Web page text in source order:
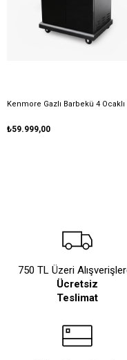
Kenmore Gazlı Barbekü 4 Ocaklı
₺59.999,00
750 TL Üzeri
Ücretsiz
Teslimat